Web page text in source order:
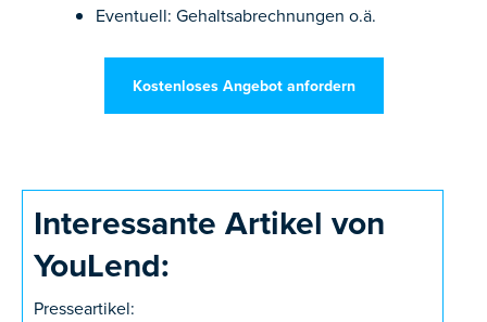
Eventuell: Gehaltsabrechnungen o.ä.
Kostenloses Angebot anfordern
Interessante Artikel von
YouLend:
Presseartikel: